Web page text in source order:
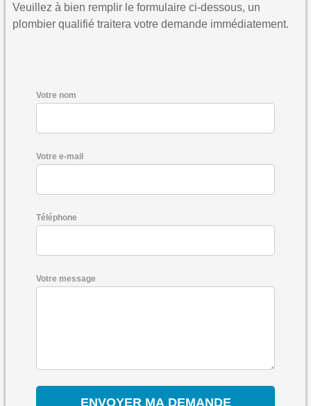
Veuillez à bien remplir le formulaire ci-dessous, un
plombier qualifié traitera votre demande immédiatement.
Votre nom
Votre e-mail
Téléphone
Votre message